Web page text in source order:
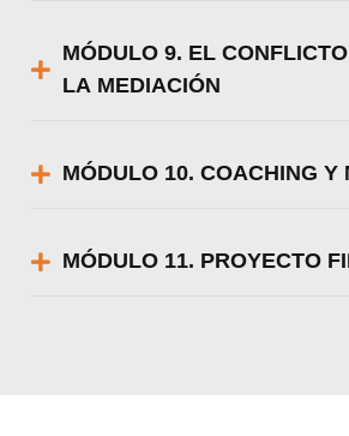
MÓDULO 9. EL
LA MEDIACIÓN
MÓDULO 10. COACHING Y
MÓDULO 11. PROYECTO